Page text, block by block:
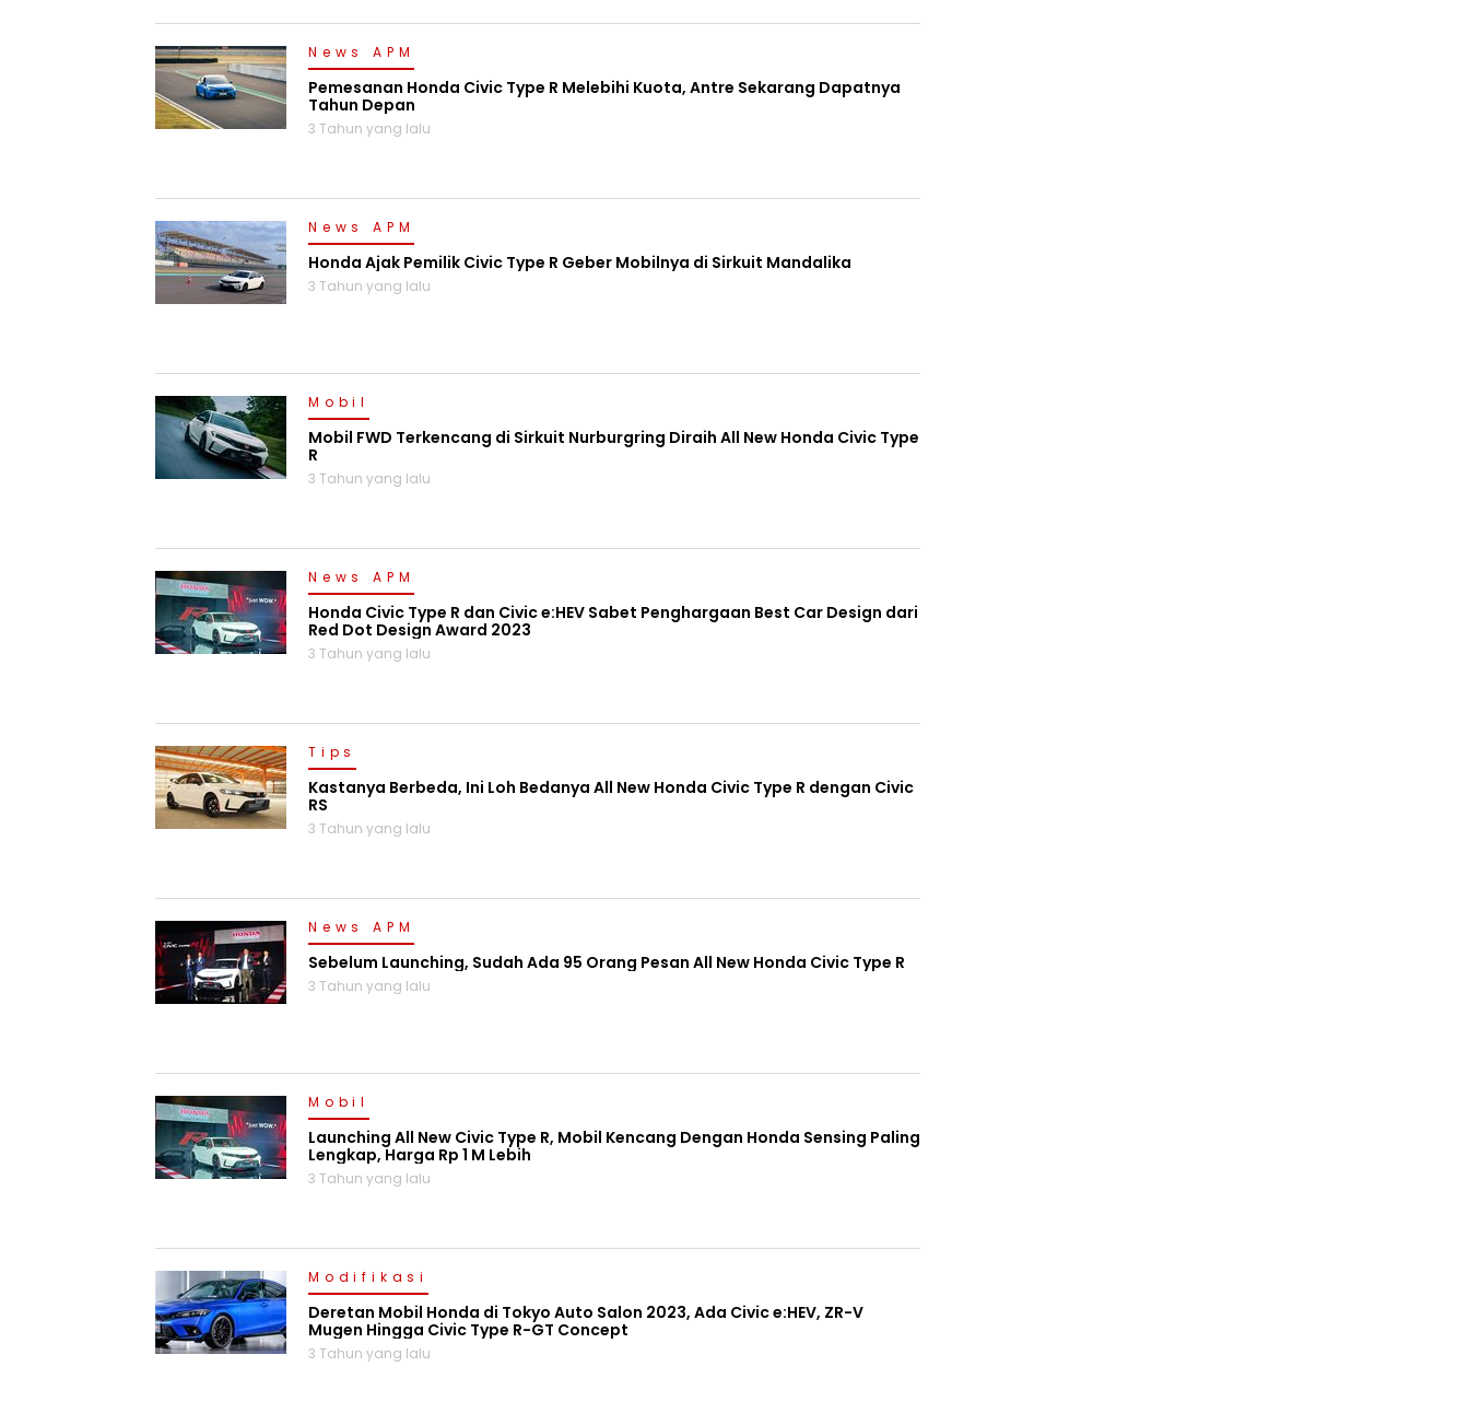
News APM
Pemesanan Honda Civic Type R Melebihi Kuota, Antre Sekarang Dapatnya
Tahun Depan
3 Tahun yang lalu
News APM
Honda Ajak Pemilik Civic Type R Geber Mobilnya di Sirkuit Mandalika
3 Tahun yang lalu
Mobil
Mobil FWD Terkencang di Sirkuit Nurburgring Diraih All New Honda Civic Type
R
3 Tahun yang lalu
News APM
Honda Civic Type R dan Civic e:HEV Sabet Penghargaan Best Car Design dari
Red Dot Design Award 2023
3 Tahun yang lalu
Tips
Kastanya Berbeda, Ini Loh Bedanya All New Honda Civic Type R dengan Civic
RS
3 Tahun yang lalu
News APM
Sebelum Launching, Sudah Ada 95 Orang Pesan All New Honda Civic Type R
3 Tahun yang lalu
Mobil
Launching All New Civic Type R, Mobil Kencang Dengan Honda Sensing Paling
Lengkap, Harga Rp 1 M Lebih
3 Tahun yang lalu
Modifikasi
Deretan Mobil Honda di Tokyo Auto Salon 2023, Ada Civic e:HEV, ZR-V
Mugen Hingga Civic Type R-GT Concept
3 Tahun yang lalu